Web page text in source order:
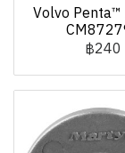
Volvo Penta™
฿240